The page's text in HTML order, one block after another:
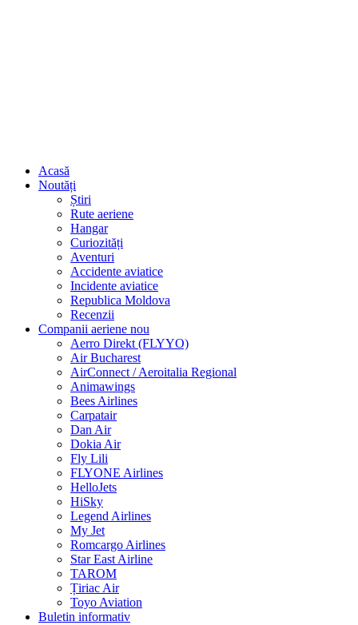
Acasă
Noutăți
Știri
Rute aeriene
Hangar
Curiozități
Aventuri
Accidente aviatice
Incidente aviatice
Republica Moldova
Recenzii
Companii aeriene nou
Aerro Direkt (FLYYO)
Air Bucharest
AirConnect / Aeroitalia Regional
Animawings
Bees Airlines
Carpatair
Dan Air
Dokia Air
Fly Lili
FLYONE Airlines
HelloJets
HiSky
Legend Airlines
My Jet
Romcargo Airlines
Star East Airline
TAROM
Țiriac Air
Toyo Aviation
Buletin informativ